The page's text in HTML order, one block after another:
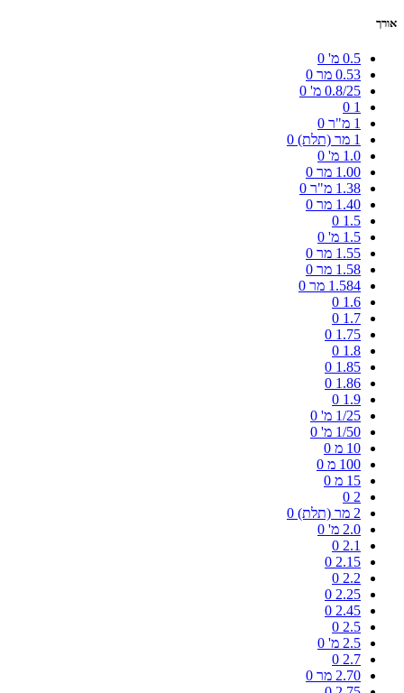
אורך
0.5 מ'
0
0.53 מר
0
0.8/25 מ'
0
1
0
1 מ"ר
0
1 מר (תלת)
0
1.0 מ'
0
1.00 מר
0
1.38 מ"ר
0
1.40 מר
0
1.5
0
1.5 מ'
0
1.55 מר
0
1.58 מר
0
1.584 מר
0
1.6
0
1.7
0
1.75
0
1.8
0
1.85
0
1.86
0
1.9
0
1/25 מ'
0
1/50 מ'
0
10 מ
0
100 מ
0
15 מ
0
2
0
2 מר (תלת)
0
2.0 מ'
0
2.1
0
2.15
0
2.2
0
2.25
0
2.45
0
2.5
0
2.5 מ'
0
2.7
0
2.70 מר
0